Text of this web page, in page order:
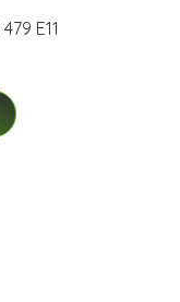
E11